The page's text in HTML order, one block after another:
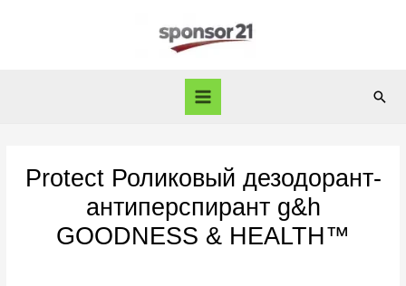
Main
Protect Роликовый дезодорант-
антиперспирант g&h
GOODNESS & HEALTH™